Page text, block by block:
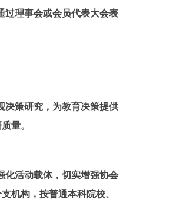
过理事会或会员代表大会表
决策研究，为教育决策提供
量。
化活动载体，切实增强协会
机构，按普通本科院校、